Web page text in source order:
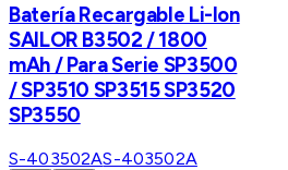
Batería Recargable Li-Ion
SAILOR B3502 / 1800
mAh / Para Serie SP3500
/ SP3510 SP3515 SP3520
SP3550
S-403502AS-403502A